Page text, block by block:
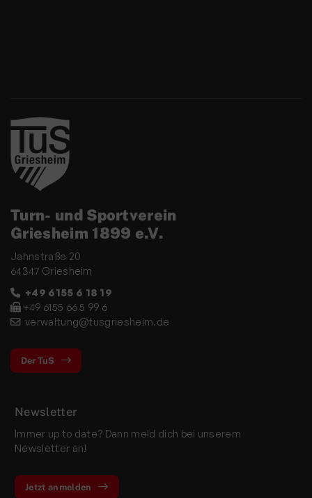
Turn- und Sportverein
Griesheim 1899 e.V.
Jahnstraße 20
64347 Griesheim
+49 6155 6 18 19
+49 6155 66 5 99 6
verwaltung@tusgriesheim.de
Der TuS
Newsletter
Immer up to date? Dann meld dich bei unserem
Newsletter an!
Jetzt anmelden